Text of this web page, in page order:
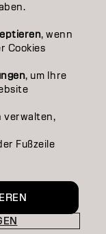
Policy
, wenn
Cookies
, um Ihre
verwalten,
Fußzeile